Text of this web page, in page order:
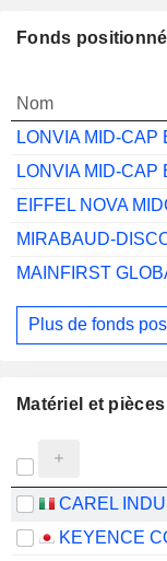
Fonds
Nom
EIFFEL NOVA
Plus de fonds
Matériel et
CAREL
KEYENCE